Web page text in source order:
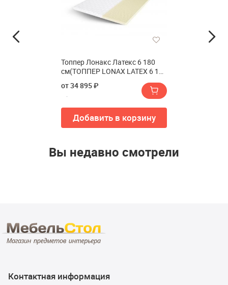
Топпер Лонакс Латекс 6 180
см(ТОППЕР LONAX LATEX 6 180
от 34 895 ₽
Добавить в корзину
Вы недавно смотрели
Контактная информация